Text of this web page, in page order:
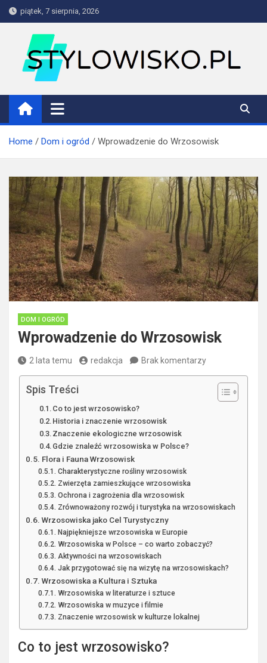
Skip
to
piątek, 7 sierpnia, 2026
stylowisko.pl
Blog
Home Dom i ogród Wprowadzenie do Wrzosowisk
DOM I OGRÓD
Wprowadzenie do Wrzosowisk
2 lata temu redakcja Brak komentarzy
Spis Treści
Co to jest wrzosowisko?
Historia i znaczenie wrzosowisk
Znaczenie ekologiczne wrzosowisk
Gdzie znaleźć wrzosowiska w Polsce?
Flora i Fauna Wrzosowisk
Charakterystyczne rośliny wrzosowisk
Zwierzęta zamieszkujące wrzosowiska
Ochrona i zagrożenia dla wrzosowisk
Zrównoważony rozwój i turystyka na wrzosowiskach
Wrzosowiska jako Cel Turystyczny
Najpiękniejsze wrzosowiska w Europie
Wrzosowiska w Polsce – co warto zobaczyć?
Aktywności na wrzosowiskach
Jak przygotować się na wizytę na wrzosowiskach?
Wrzosowiska a Kultura i Sztuka
Wrzosowiska w literaturze i sztuce
Wrzosowiska w muzyce i filmie
Znaczenie wrzosowisk w kulturze lokalnej
Co to jest wrzosowisko?